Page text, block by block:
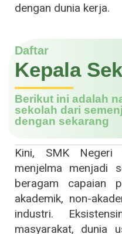
dengan dunia kerja.
Daftar
Kepala
Berikut ini adalah
sekolah dari
dengan sekarang
Kini, SMK Negeri
menjelma menjadi
beragam capaian
akademik, non-
industri.
masyarakat, dunia